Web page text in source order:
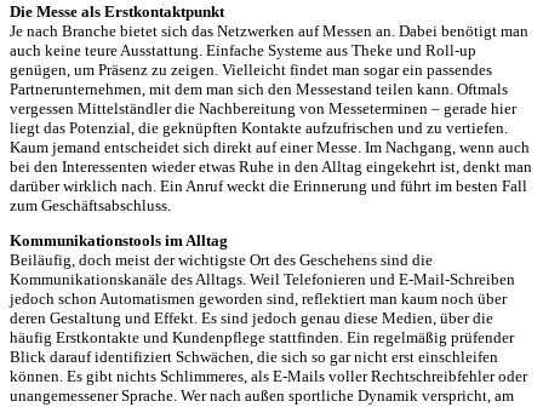
Die Messe als Erstkontaktpunkt
Je nach Branche bietet sich das Netzwerken auf Messen an. Dabei benötigt man
auch keine teure Ausstattung. Einfache Systeme aus Theke und Roll-up
genügen, um Präsenz zu zeigen. Vielleicht findet man sogar ein passendes
Partnerunternehmen, mit dem man sich den Messestand teilen kann. Oftmals
vergessen Mittelständler die Nachbereitung von Messeterminen – gerade hier
liegt das Potenzial, die geknüpften Kontakte aufzufrischen und zu vertiefen.
Kaum jemand entscheidet sich direkt auf einer Messe. Im Nachgang, wenn auch
bei den Interessenten wieder etwas Ruhe in den Alltag eingekehrt ist, denkt man
darüber wirklich nach. Ein Anruf weckt die Erinnerung und führt im besten Fall
zum Geschäftsabschluss.
Kommunikationstools im Alltag
Beiläufig, doch meist der wichtigste Ort des Geschehens sind die
Kommunikationskanäle des Alltags. Weil Telefonieren und E-Mail-Schreiben
jedoch schon Automatismen geworden sind, reflektiert man kaum noch über
deren Gestaltung und Effekt. Es sind jedoch genau diese Medien, über die
häufig Erstkontakte und Kundenpflege stattfinden. Ein regelmäßig prüfender
Blick darauf identifiziert Schwächen, die sich so gar nicht erst einschleifen
können. Es gibt nichts Schlimmeres, als E-Mails voller Rechtschreibfehler oder
unangemessener Sprache. Wer nach außen sportliche Dynamik verspricht, am